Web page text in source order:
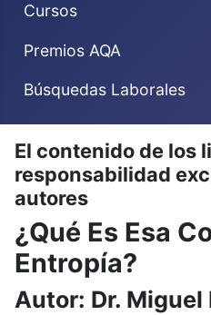
Cursos
Premios AQA
Búsquedas Laborales
El contenido de los
responsabilidad
autores
¿Qué Es Esa
Entropía?
Autor: Dr. Miguel